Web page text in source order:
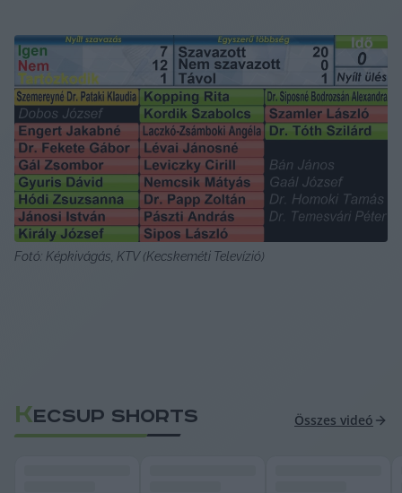
Fotó: Képkivágás, KTV (Kecskeméti Televízió)
KECSUP SHORTS Összes videó